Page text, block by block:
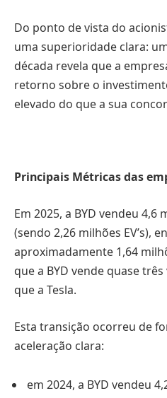
Do ponto de vista do
uma superioridade clara:
década revela que a
retorno sobre o
elevado do que a sua
Principais Métricas das
Em 2025, a BYD vendeu 4,6
(sendo 2,26 milhões EV’s),
aproximadamente 1,64
que a BYD vende quase
que a Tesla.
Esta transição ocorreu de
aceleração clara:
em 2024, a BYD vendeu